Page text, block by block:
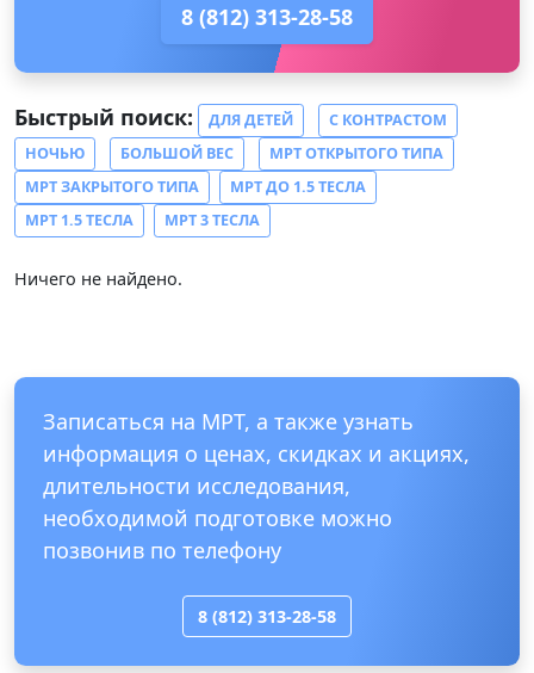
8 (812) 313-28-58
Быстрый поиск: ДЛЯ ДЕТЕЙ
С КОНТРАСТОМ
НОЧЬЮ
БОЛЬШОЙ ВЕС
МРТ ОТКРЫТОГО ТИПА
МРТ ЗАКРЫТОГО ТИПА
МРТ ДО 1.5 ТЕСЛА
МРТ 1.5 ТЕСЛА
МРТ 3 ТЕСЛА
Ничего не найдено.
Записаться на МРТ, а также узнать
информация о ценах, скидках и акциях,
длительности исследования,
необходимой подготовке можно
позвонив по телефону
8 (812) 313-28-58